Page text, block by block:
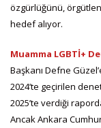
özgürlüğünü,
hedef alıyor.
Muamma LGBTİ+
Başkanı Defne
2024’te geçirilen
2025’te verdiği
Ancak Ankara